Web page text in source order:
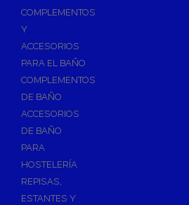
Válvulas para Calefacción
Válv. Mezcladora Termostática
Válvulas Motorizadas
Válvulas de Seguridad
Colectores de Calefacción
Bombas de Calor
Bombas de calor para ACS
Cocinas
Extractores de Cocina
COMPLEMENTOS
Y
ACCESORIOS
PARA EL BAÑO
COMPLEMENTOS
DE BAÑO
ACCESORIOS
DE BAÑO
PARA
HOSTELERÍA
REPISAS,
ESTANTES Y